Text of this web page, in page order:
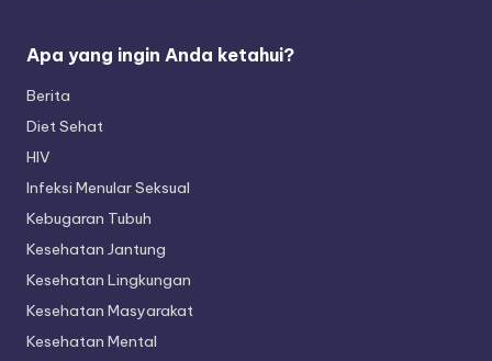
Apa yang ingin Anda ketahui?
Berita
Diet Sehat
HIV
Infeksi Menular Seksual
Kebugaran Tubuh
Kesehatan Jantung
Kesehatan Lingkungan
Kesehatan Masyarakat
Kesehatan Mental